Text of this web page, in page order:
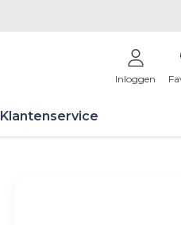
Inloggen
Klantenservice